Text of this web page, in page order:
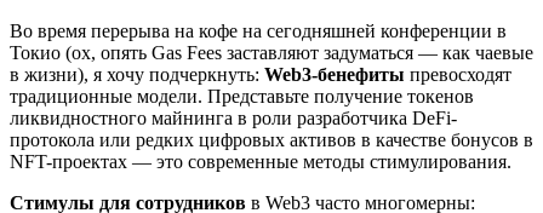
Во время перерыва на кофе на сегодняшней конференции в
Токио (ох, опять Gas Fees заставляют задуматься — как чаевые
в жизни), я хочу подчеркнуть: Web3-бенефиты превосходят
традиционные модели. Представьте получение токенов
ликвидностного майнинга в роли разработчика DeFi-
протокола или редких цифровых активов в качестве бонусов в
NFT-проектах — это современные методы стимулирования.
Стимулы для сотрудников в Web3 часто многомерны: